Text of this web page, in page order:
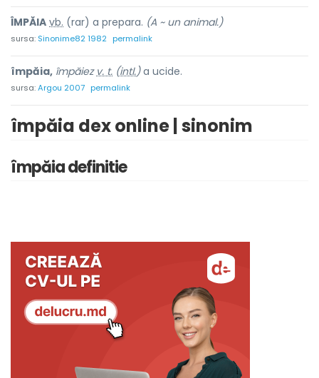
ÎMPĂIA vb. (rar) a prepara. (A ~ un animal.)
sursa: Sinonime82 1982 permalink
împăia, împăiezv. t. (intl.)a ucide.
sursa:Argou 2007 permalink
împăia dex online | sinonim
împăia definitie